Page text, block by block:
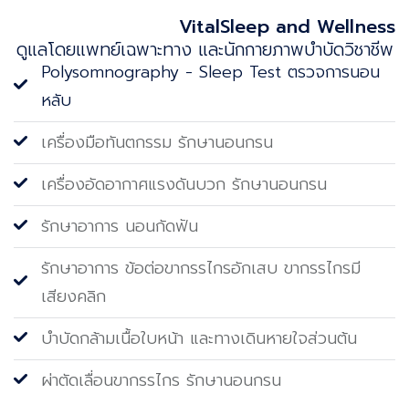
VitalSleep and Wellness
ดูแลโดยแพทย์เฉพาะทาง และนักกายภาพบําบัดวิชาชีพ
Polysomnography - Sleep Test ตรวจการนอน
หลับ
เครื่องมือทันตกรรม รักษานอนกรน
เครื่องอัดอากาศแรงดันบวก รักษานอนกรน
รักษาอาการ นอนกัดฟัน
รักษาอาการ ข้อต่อขากรรไกรอักเสบ ขากรรไกรมี
เสียงคลิก
บำบัดกล้ามเนื้อใบหน้า และทางเดินหายใจส่วนต้น
ผ่าตัดเลื่อนขากรรไกร รักษานอนกรน